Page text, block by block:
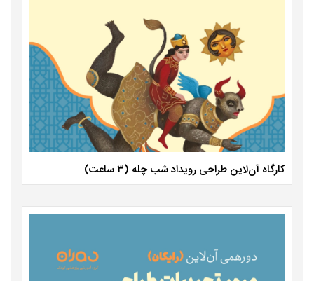
کارگاه آن‌لاین طراحی رویداد شب چله (۳ ساعت)